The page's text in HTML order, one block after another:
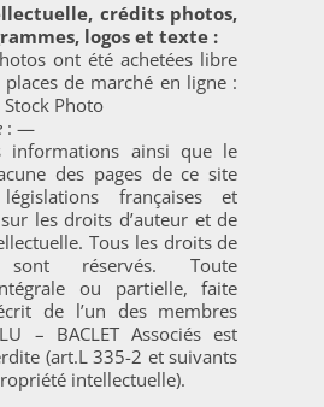
crédits photos,
logos et texte :
ont été achetées libre
de marché en ligne :
Photo
: —
informations ainsi que le
des pages de ce site
françaises et
les droits d’auteur et de
Tous les droits de
sont réservés. Toute
ou partielle, faite
de l’un des membres
– BACLET Associés est
(art.L 335-2 et suivants
intellectuelle).